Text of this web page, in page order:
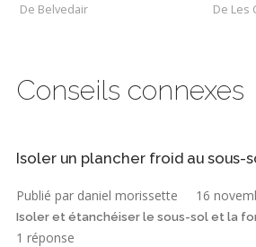
De Belvedair
Conseils connexes
Isoler un plancher froid au sous-
Publié par daniel morissette 16
Isoler et étanchéiser le sous-sol et la
1 réponse